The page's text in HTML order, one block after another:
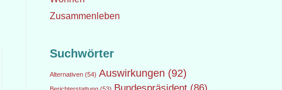
Zusammenleben
Suchwörter
Alternativen (54) Auswirkungen (92)